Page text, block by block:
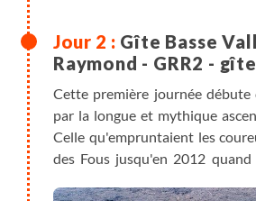
Gîte Basse
Raymond - GRR2 -
Cette première journée
par la longue et mythique
Celle qu'empruntaient les
des Fous jusqu'en 2012 quand